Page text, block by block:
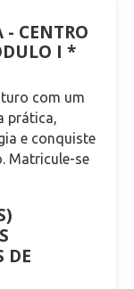
CENTRO
I *
com um
prática,
e conquiste
Matricule-se
DE